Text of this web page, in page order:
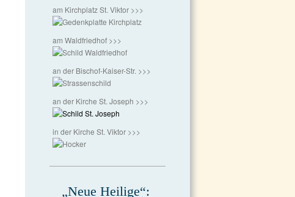
am Kirchplatz St. Viktor >>>
am Waldfriedhof >>>
an der Bischof-Kaiser-Str. >>>
an der Kirche St. Joseph >>>
in der Kirche St. Viktor >>>
„Neue Heilige“: